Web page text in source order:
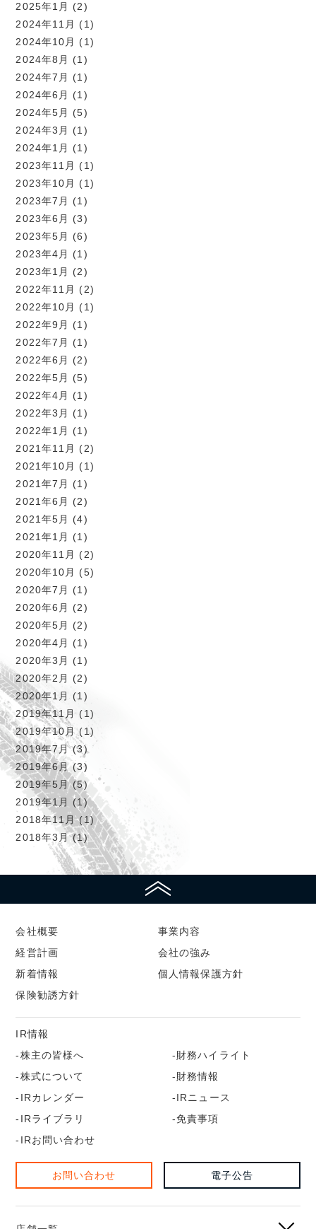
2025年1月
(2)
2024年11月
(1)
2024年10月
(1)
2024年8月
(1)
2024年7月
(1)
2024年6月
(1)
2024年5月
(5)
2024年3月
(1)
2024年1月
(1)
2023年11月
(1)
2023年10月
(1)
2023年7月
(1)
2023年6月
(3)
2023年5月
(6)
2023年4月
(1)
2023年1月
(2)
2022年11月
(2)
2022年10月
(1)
2022年9月
(1)
2022年7月
(1)
2022年6月
(2)
2022年5月
(5)
2022年4月
(1)
2022年3月
(1)
2022年1月
(1)
2021年11月
(2)
2021年10月
(1)
2021年7月
(1)
2021年6月
(2)
2021年5月
(4)
2021年1月
(1)
2020年11月
(2)
2020年10月
(5)
2020年7月
(1)
2020年6月
(2)
2020年5月
(2)
2020年4月
(1)
2020年3月
(1)
2020年2月
(2)
2020年1月
(1)
2019年11月 (1)
2019年10月(1)
2019年7月(3)
2019年6月 (3)
2019年5月(5)
2019年1月 (1)
2018年11月(1)
2018年3月(1)
会社概要
事業内容
経営計画
会社の強み
新着情報
個人情報保護方針
保険勧誘方針
IR情報
株主の皆様へ
財務ハイライト
株式について
財務情報
IRカレンダー
IRニュース
IRライブラリ
免責事項
IRお問い合わせ
お問い合わせ 電子公告